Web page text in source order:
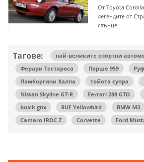
От Toyota Corolla
легендите от
Тагове:
най-великите спортни
Ферари Тестароса
Порше 959
Руф
Ламборгини Халпа
тойота супра
Nissan Skyline GT-R
Ferrari 288 GTO
buick gnx
RUF Yellowbird BMW M3